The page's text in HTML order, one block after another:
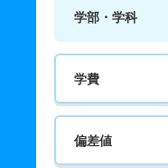
学部・学科
学費
偏差値